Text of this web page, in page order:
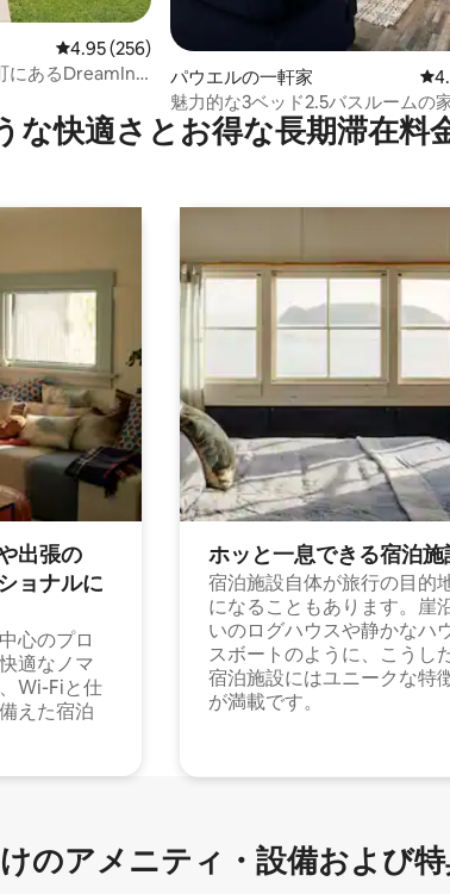
均評価
レビュー256件、5つ星中4.95つ星の平均評価
4.95 (256)
にあるDreamInn
パウエルの一軒家 レ
魅力的な3ベッド2.5バスルームの
ちしています。
な快⁠適⁠さ⁠とお⁠得⁠な長⁠期⁠滞⁠在料⁠
出⁠張⁠の
ョ⁠ナ⁠ル⁠に
心のプロ
適なノマ
Wi-Fiと仕
えた宿泊
ホッと一⁠息⁠で⁠き⁠る宿⁠泊施⁠
宿泊施設自体が旅行の目的
になることもあります。崖
いのログハウスや静かなハ
スボートのように、こうし
宿泊施設にはユニークな特
が満載です。
のア⁠メ⁠ニ⁠テ⁠ィ⁠・設⁠備⁠および